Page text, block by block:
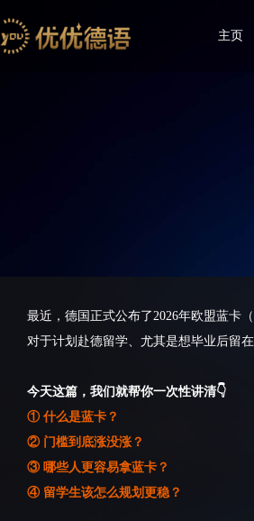
主页
最近，德国正式公布了2026年欧盟蓝卡
对于计划赴德留学、尤其是想毕业后留
今天这篇，我们就帮你一次性讲清👇
① 什么是蓝卡？
② 门槛到底涨没涨？
③ 哪些人更容易拿蓝卡？
④ 留学生该怎么规划更稳？